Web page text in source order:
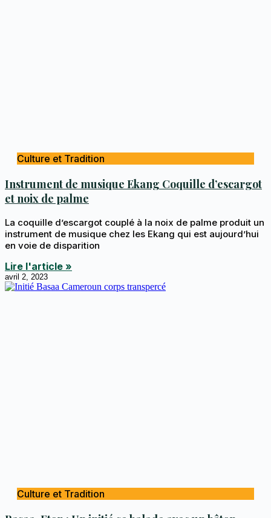
Culture et Tradition
Instrument de musique Ekang Coquille d’escargot
et noix de palme
La coquille d’escargot couplé à la noix de palme produit un
instrument de musique chez les Ekang qui est aujourd’hui
en voie de disparition
Lire l'article »
avril 2, 2023
Culture et Tradition